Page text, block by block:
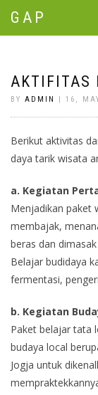
GAP
AKTIFITAS
BY ADMIN | 16,
Berikut aktivitas
daya tarik wisata
a. Kegiatan
Menjadikan paket
membajak,
beras dan
Belajar budidaya
fermentasi,
b. Kegiatan
Paket belajar tata
budaya local
Jogja untuk